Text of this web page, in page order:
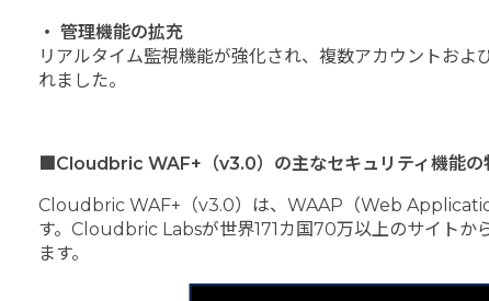
・ 管理機能の拡充
リアルタイム監視機能が強化され、複数アカウントお
れました。
■Cloudbric WAF+（v3.0）の主なセキュリティ機能の
Cloudbric WAF+（v3.0）は、WAAP（Web
す。Cloudbric Labsが世界171カ国70万以上のサイトか
ます。